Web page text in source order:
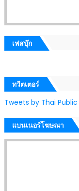
เฟสบุ๊ก
ทวีตเตอร์
Tweets by Thai
แบนเนอร์โฆษณา